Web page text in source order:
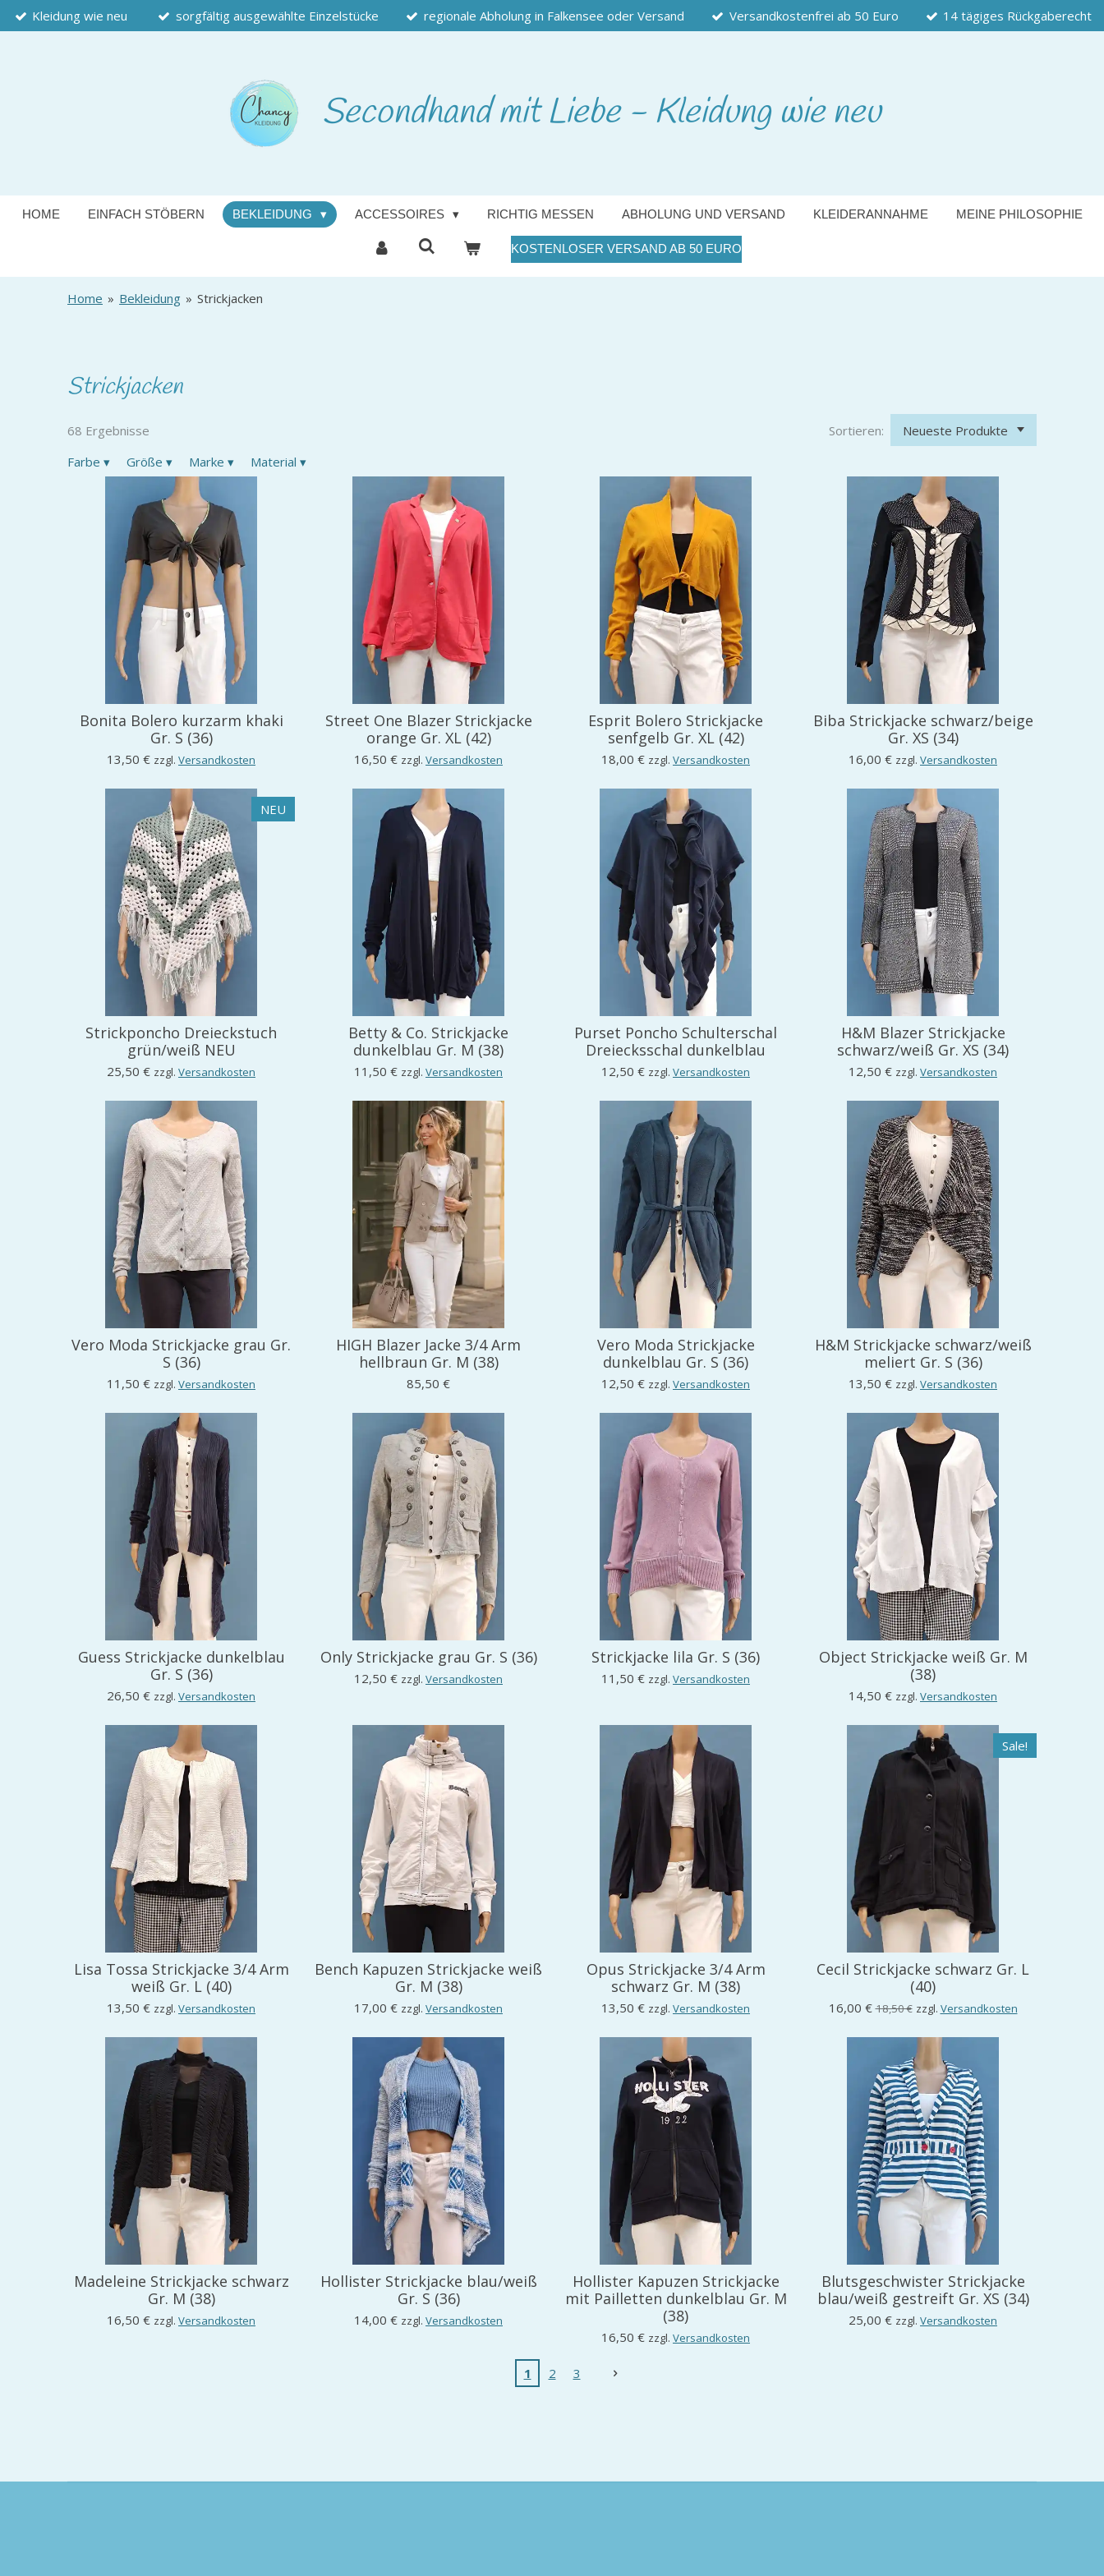
Zum
Hauptinhalt
Kleidung wie neu sorgfältig ausgewählte Einzelstücke regionale Abholung in Falkensee oder Versand Versandkostenfrei ab 50 Euro 14 tägiges Rückgaberecht
Secondhandmit Liebe - Kleidung wie neu
HOME EINFACH STÖBERN BEKLEIDUNG ACCESSOIRES RICHTIG MESSEN ABHOLUNG UND VERSAND KLEIDERANNAHME MEINE PHILOSOPHIE
KOSTENLOSER VERSAND AB 50 EURO
Home » Bekleidung » Strickjacken
Strickjacken
68 Ergebnisse
Sortieren:
Farbe ▾ Größe ▾ Marke ▾ Material ▾
Bonita Bolero kurzarm khaki
Gr. S (36)
13,50 € zzgl. Versandkosten
Street One Blazer Strickjacke
orange Gr. XL (42)
16,50 € zzgl. Versandkosten
Esprit Bolero Strickjacke
senfgelb Gr. XL (42)
18,00 € zzgl. Versandkosten
Biba Strickjacke schwarz/beige
Gr. XS (34)
16,00 € zzgl. Versandkosten
NEU
Strickponcho Dreieckstuch
grün/weiß NEU
25,50 € zzgl. Versandkosten
Betty & Co. Strickjacke
dunkelblau Gr. M (38)
11,50 € zzgl. Versandkosten
Purset Poncho Schulterschal
Dreiecksschal dunkelblau
12,50 € zzgl. Versandkosten
H&M Blazer Strickjacke
schwarz/weiß Gr. XS (34)
12,50 € zzgl. Versandkosten
Vero Moda Strickjacke grau Gr.
S (36)
11,50 € zzgl. Versandkosten
HIGH Blazer Jacke 3/4 Arm
hellbraun Gr. M (38)
85,50 €
Vero Moda Strickjacke
dunkelblau Gr. S (36)
12,50 € zzgl. Versandkosten
H&M Strickjacke schwarz/weiß
meliert Gr. S (36)
13,50 € zzgl. Versandkosten
Guess Strickjacke dunkelblau
Gr. S (36)
26,50 € zzgl. Versandkosten
Only Strickjacke grau Gr. S (36)
12,50 € zzgl. Versandkosten
Strickjacke lila Gr. S (36)
11,50 € zzgl. Versandkosten
Object Strickjacke weiß Gr. M
(38)
14,50 € zzgl. Versandkosten
Lisa Tossa Strickjacke 3/4 Arm
weiß Gr. L (40)
13,50 € zzgl. Versandkosten
Bench Kapuzen Strickjacke weiß
Gr. M (38)
17,00 € zzgl. Versandkosten
Opus Strickjacke 3/4 Arm
schwarz Gr. M (38)
13,50 € zzgl. Versandkosten
Sale!
Cecil Strickjacke schwarz Gr. L
(40)
16,00 € 18,50 € zzgl. Versandkosten
Madeleine Strickjacke schwarz
Gr. M (38)
16,50 € zzgl. Versandkosten
Hollister Strickjacke blau/weiß
Gr. S (36)
14,00 € zzgl. Versandkosten
Hollister Kapuzen Strickjacke
mit Pailletten dunkelblau Gr. M
(38)
16,50 € zzgl. Versandkosten
Blutsgeschwister Strickjacke
blau/weiß gestreift Gr. XS (34)
25,00 € zzgl. Versandkosten
1 2 3